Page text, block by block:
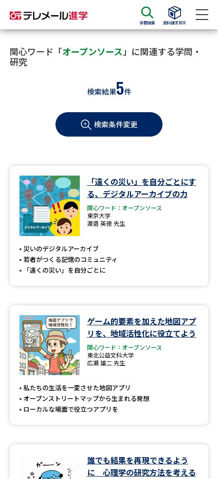
学問検索 資料請求BOX
資料請求 資料検索
大学・短大の資料種類から請求
学部・学科パンフ
総合型選抜・学校推薦型選抜 募
大学入学共通テスト利用選抜の
大学・短大以外の資料から請求
専門学校の資料請求 大学院の資料請求
留学・進学関連、塾・予備校
大学入学共通テスト「受験上の
高等学校（情報）教員資格認定
大学研究
大学で学べる内容や特徴を調べる
奨学金・特待生制度特集
関心ワード「オープンソース 」に関連する学問・
研究
検索結果5件
検索条件変更
「遠くの災い」を自分ごとにす
る、デジタルアーカイブの力
関心ワード：オープンソース
東京大学
渡邉 英徳 先生
災いのデジタルアーカイブ
若者がつくる記憶のコミュニティ
「遠くの災い」を自分ごとに
ゲーム的要素を加えた地図アプ
リを、地域活性化に役立てよう
関心ワード：オープンソース
東北公益文科大学
広瀬 雄二 先生
私たちの生活を一変させた地図アプリ
オープンストリートマップから生まれる発想
ローカルな場面で役立つアプリを
誰でも結果を再現できるよう
に 心理学の研究方法を考える